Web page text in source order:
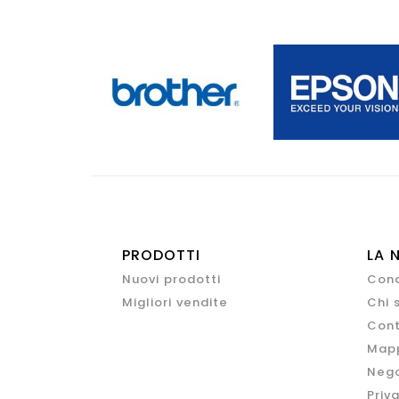
PRODOTTI
Nuovi prodotti
Migliori vendite
LA
Chi